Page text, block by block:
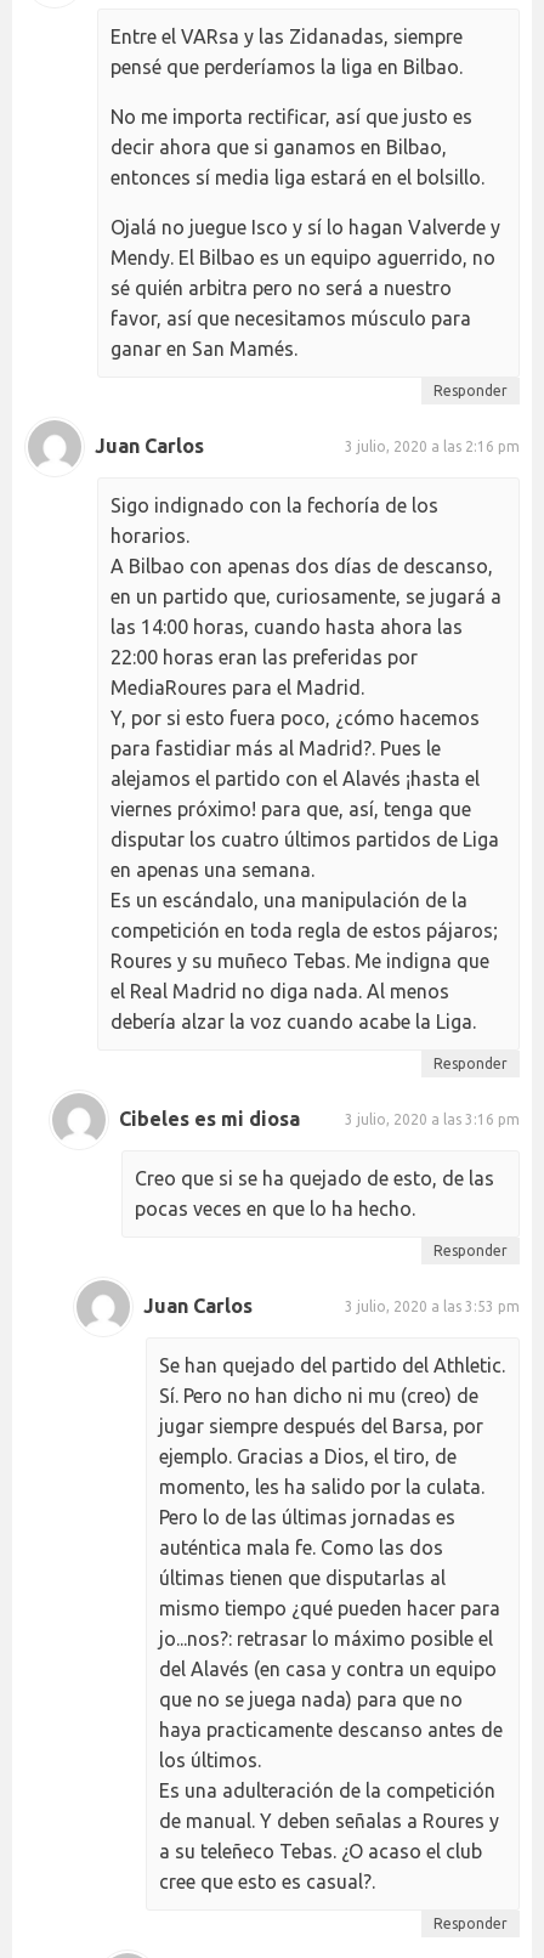
Entre el VARsa y las Zidanadas, siempre
pensé que perderíamos la liga en Bilbao.
No me importa rectificar, así que justo es
decir ahora que si ganamos en Bilbao,
entonces sí media liga estará en el bolsillo.
Ojalá no juegue Isco y sí lo hagan Valverde y
Mendy. El Bilbao es un equipo aguerrido, no
sé quién arbitra pero no será a nuestro
favor, así que necesitamos músculo para
ganar en San Mamés.
Responder
Juan Carlos 3 julio, 2020 a las 2:16 pm
Sigo indignado con la fechoría de los
horarios.
A Bilbao con apenas dos días de descanso,
en un partido que, curiosamente, se jugará a
las 14:00 horas, cuando hasta ahora las
22:00 horas eran las preferidas por
MediaRoures para el Madrid.
Y, por si esto fuera poco, ¿cómo hacemos
para fastidiar más al Madrid?. Pues le
alejamos el partido con el Alavés ¡hasta el
viernes próximo! para que, así, tenga que
disputar los cuatro últimos partidos de Liga
en apenas una semana.
Es un escándalo, una manipulación de la
competición en toda regla de estos pájaros;
Roures y su muñeco Tebas. Me indigna que
el Real Madrid no diga nada. Al menos
debería alzar la voz cuando acabe la Liga.
Responder
Cibeles es mi diosa 3 julio, 2020 a las 3:16 pm
Creo que si se ha quejado de esto, de las
pocas veces en que lo ha hecho.
Responder
Juan Carlos 3 julio, 2020 a las 3:53 pm
Se han quejado del partido del Athletic.
Sí. Pero no han dicho ni mu (creo) de
jugar siempre después del Barsa, por
ejemplo. Gracias a Dios, el tiro, de
momento, les ha salido por la culata.
Pero lo de las últimas jornadas es
auténtica mala fe. Como las dos
últimas tienen que disputarlas al
mismo tiempo ¿qué pueden hacer para
jo...nos?: retrasar lo máximo posible el
del Alavés (en casa y contra un equipo
que no se juega nada) para que no
haya practicamente descanso antes de
los últimos.
Es una adulteración de la competición
de manual. Y deben señalas a Roures y
a su teleñeco Tebas. ¿O acaso el club
cree que esto es casual?.
Responder